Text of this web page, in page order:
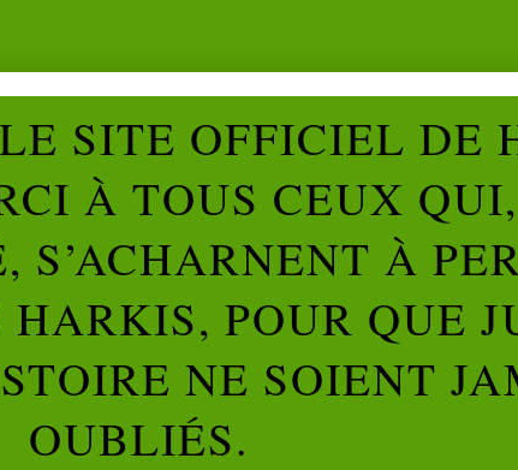
SITE OFFICIEL DE
À TOUS CEUX
S’ACHARNENT À
POUR QUE
NE SOIENT
OUBLIÉS.